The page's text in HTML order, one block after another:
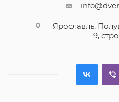
Ярославль,
9,